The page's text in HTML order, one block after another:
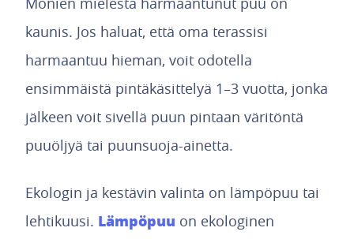
kaunis. Jos haluat, että oma terassisi
harmaantuu hieman, voit odotella
ensimmäistä pintäkäsittelyä 1–3 vuotta, jonka
jälkeen voit sivellä puun pintaan väritöntä
puuöljyä tai puunsuoja-ainetta.
Ekologin ja kestävin valinta on lämpöpuu tai
lehtikuusi. Lämpöpuu on ekologinen